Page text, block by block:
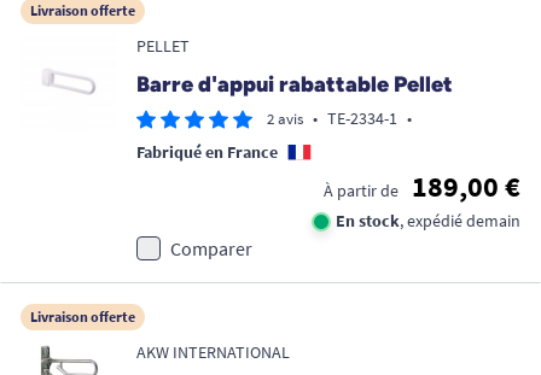
Livraison offerte
PELLET
Barre d'appui rabattable Pellet
2 avis • TE-2334-1 •
Fabriqué en France
À partir de
189,00 €
En stock, expédié demain
Comparer
Livraison offerte
AKW INTERNATIONAL